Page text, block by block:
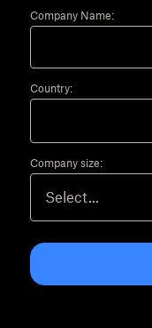
Company Name:
Country:
Company size: